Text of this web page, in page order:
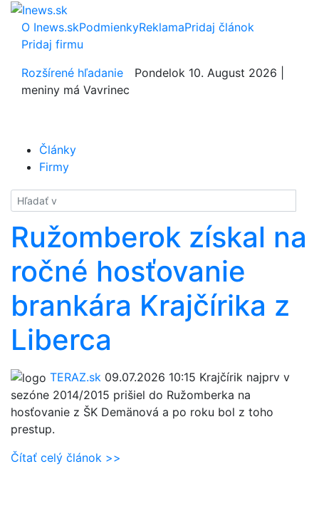
O Inews.skPodmienkyReklamaPridaj článok
Pridaj firmu
Rozšírené hľadanie
Pondelok 10. August 2026 |
meniny má Vavrinec
Články
Firmy
Hladať
Ružomberok získal na
ročné hosťovanie
brankára Krajčírika z
Liberca
TERAZ.sk 09.07.2026 10:15 Krajčírik najprv v
sezóne 2014/2015 prišiel do Ružomberka na
hosťovanie z ŠK Demänová a po roku bol z toho
prestup.
Čítať celý článok >>